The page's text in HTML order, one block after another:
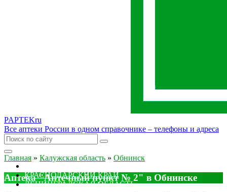
PAPTEKru
Все аптеки России в одном справочнике – телефоны и адреса
КРАСНОДАРСКИЙ КРАЙ
ЛЕНИНГРАДСКАЯ ОБЛАСТЬ
Главная » Калужская область » Обнинск
Аптека "Аптечный пункт № 2" в Обнинске